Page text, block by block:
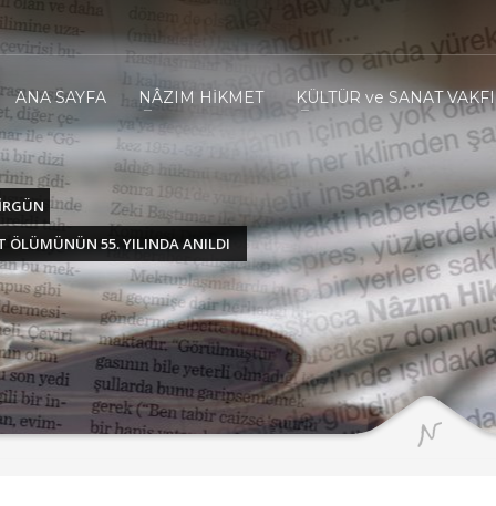
ANA SAYFA NÂZIM HİKMET KÜLTÜR ve SANAT VAKFI
ÖLÜMÜNÜN 55. YILINDA ANILDI